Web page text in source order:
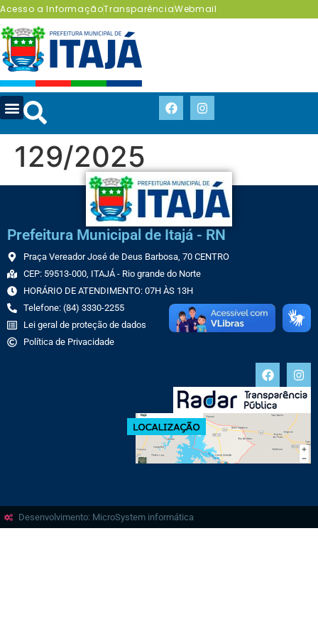
Acesso a InformaçãoTransparênciaWebmail
129/2025
Prefeitura Municipal de Itajá - RN
Praça Vereador José de Deus Barbosa, 70 CENTRO
CEP: 59513-000, ITAJÁ - Rio grande do Norte
HORÁRIO DE ATENDIMENTO: 07H ÀS 13H
Telefone: (84) 3330-2255
Lei geral de proteção de dados
Política de Privacidade
Desenvolvimento: MicroSystem informática